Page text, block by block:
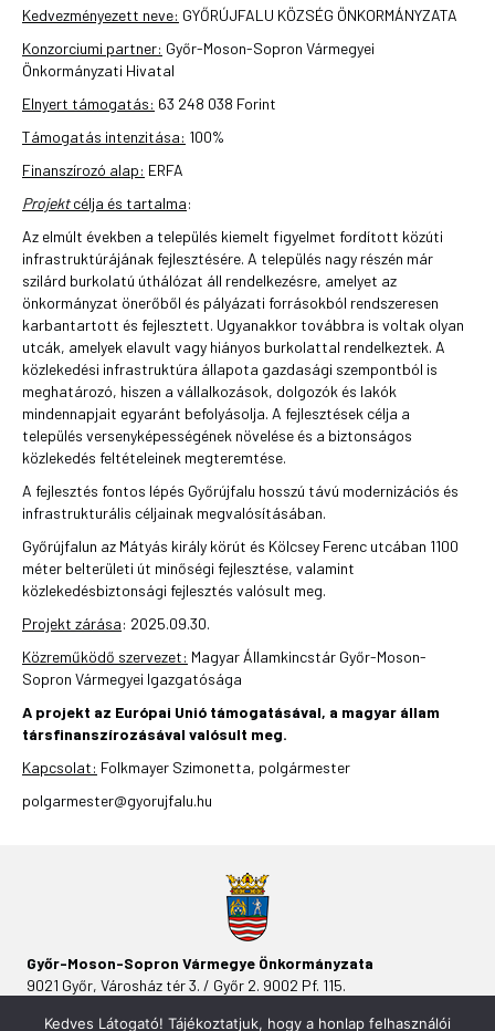
Kedvezményezett neve: GYŐRÚJFALU KÖZSÉG ÖNKORMÁNYZATA
Konzorciumi partner: Győr-Moson-Sopron Vármegyei
Önkormányzati Hivatal
Elnyert támogatás: 63 248 038 Forint
Támogatás intenzitása: 100%
Finanszírozó alap: ERFA
Projektcélja és tartalma:
Az elmúlt években a település kiemelt figyelmet fordított közúti
infrastruktúrájának fejlesztésére. A település nagy részén már
szilárd burkolatú úthálózat áll rendelkezésre, amelyet az
önkormányzat önerőből és pályázati forrásokból rendszeresen
karbantartott és fejlesztett. Ugyanakkor továbbra is voltak olyan
utcák, amelyek elavult vagy hiányos burkolattal rendelkeztek. A
közlekedési infrastruktúra állapota gazdasági szempontból is
meghatározó, hiszen a vállalkozások, dolgozók és lakók
mindennapjait egyaránt befolyásolja. A fejlesztések célja a
település versenyképességének növelése és a biztonságos
közlekedés feltételeinek megteremtése.
A fejlesztés fontos lépés Győrújfalu hosszú távú modernizációs és
infrastrukturális céljainak megvalósításában.
Győrújfalun az Mátyás király körút és Kölcsey Ferenc utcában 1100
méter belterületi út minőségi fejlesztése, valamint
közlekedésbiztonsági fejlesztés valósult meg.
Projekt zárása: 2025.09.30.
Közreműködő szervezet: Magyar Államkincstár Győr-Moson-
Sopron Vármegyei Igazgatósága
A projekt az Európai Unió támogatásával, a magyar állam
társfinanszírozásával valósult meg.
Kapcsolat: Folkmayer Szimonetta, polgármester
polgarmester@gyorujfalu.hu
Győr-Moson-Sopron Vármegye Önkormányzata
9021 Győr, Városház tér 3. / Győr 2. 9002 Pf. 115.
Kedves Látogató! Tájékoztatjuk, hogy a honlap felhasználói